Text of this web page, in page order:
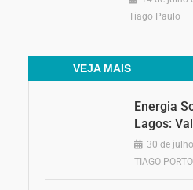
Tiago Paulo
VEJA MAIS
Energia
Lagos:
30 de
TIAGO PORTO